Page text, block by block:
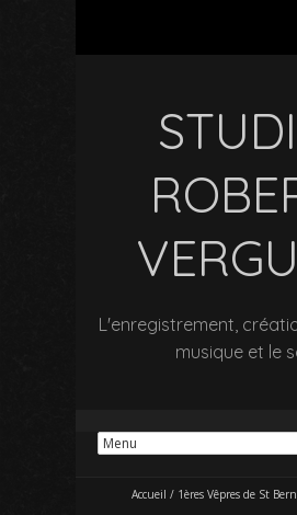
L'enregistrement,
musique et le
Accueil / 1ères Vêpres de St